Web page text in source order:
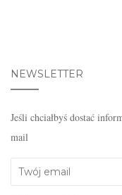
NEWSLETTER
Jeśli chciałbyś dostać
mail
Twój